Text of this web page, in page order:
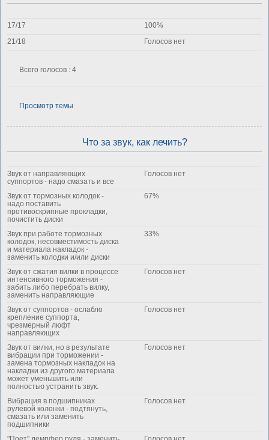
17/17
100%
21/18
Голосов нет
Всего голосов : 4
Просмотр темы
Что за звук, как лечить?
Звук от направляющих
суппортов - надо смазать и все
Голосов нет
Звук от тормозных колодок -
надо поставить
противоскрипные прокладки,
почистить диски
67%
Звук при работе тормозных
колодок, несовместимость диска
и материала накладок -
заменить колодки и/или диски
33%
Звук от сжатия вилки в процессе
интенсивного торможения -
забить либо перебрать вилку,
заменить направляющие
Голосов нет
Звук от суппортов - ослабло
крепление суппорта,
чрезмерный люфт
направляющих
Голосов нет
Звук от вилки, но в результате
вибрации при торможении -
замена тормозных накладок на
накладки из другого материала
может уменьшить или
полностью устранить звук.
Голосов нет
Вибрация в подшипниках
рулевой колонки - подтянуть,
смазать или заменить
подшипники
Голосов нет